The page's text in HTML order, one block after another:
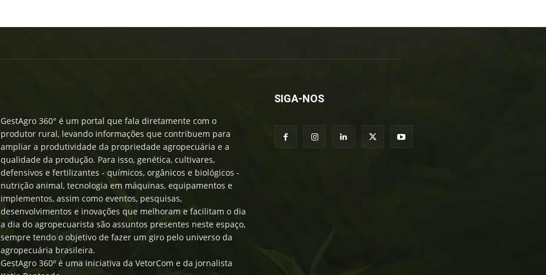
GestAgro 360° é um portal que fala diretamente com o
produtor rural, levando informações que contribuem para
ampliar a produtividade da propriedade agropecuária e a
qualidade da produção. Para isso, genética, cultivares,
defensivos e fertilizantes - químicos, orgânicos e biológicos -
nutrição animal, tecnologia em máquinas, equipamentos e
implementos, assim como eventos, pesquisas,
desenvolvimentos e inovações que melhoram e facilitam o dia
a dia do agropecuarista são assuntos presentes neste espaço,
sempre tendo o objetivo de fazer um giro pelo universo da
agropecuária brasileira.
GestAgro 360º é uma iniciativa da VetorCom e da jornalista
SIGA-NOS